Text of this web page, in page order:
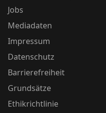
Jobs
Mediadaten
Impressum
Datenschutz
Barrierefreiheit
Grundsätze
Ethikrichtlinie